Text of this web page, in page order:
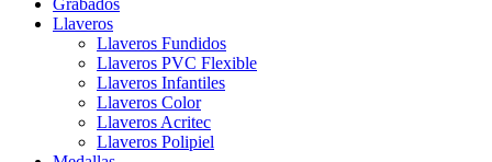
Grabados
Llaveros
Llaveros Fundidos
Llaveros PVC Flexible
Llaveros Infantiles
Llaveros Color
Llaveros Acritec
Llaveros Polipiel